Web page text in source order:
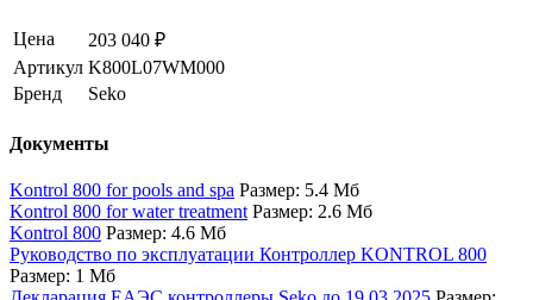
Цена
203 040 ₽
Артикул K800L07WM000
Бренд
Seko
Документы
Kontrol 800 for pools and spa Размер: 5.4 Мб
Kontrol 800 for water treatment Размер: 2.6 Мб
Kontrol 800 Размер: 4.6 Мб
Руководство по эксплуатации Контроллер KONTROL 800
Размер: 1 Мб